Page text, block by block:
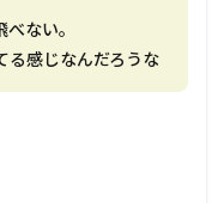
ない。
る感じなんだろうな